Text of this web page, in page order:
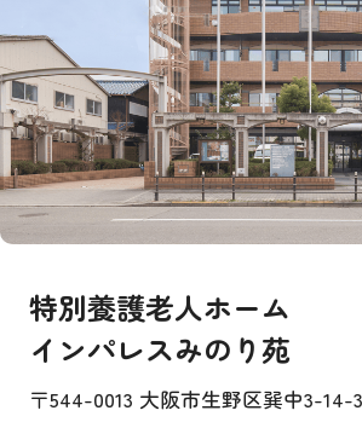
特別養護老人ホーム
インパレスみのり苑
〒544-0013 大阪市生野区巽中3-14-3